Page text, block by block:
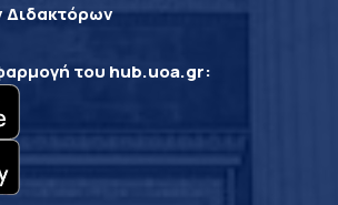
Διδακτόρων
του hub.uoa.gr: